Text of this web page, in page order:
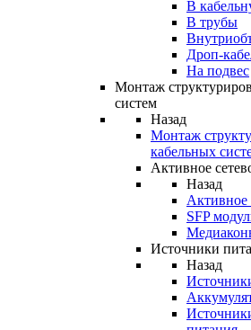
В
В трубы
Дроп-
На подвес
Монтаж
систем
Назад
Монтаж
кабельных
Активное
Назад
Активное
SFP
Источники
Назад